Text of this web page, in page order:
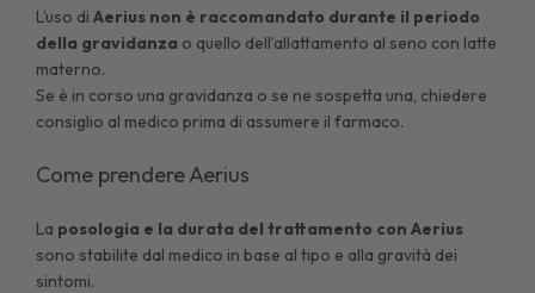
L’uso diAerius non è raccomandato durante il periodo
della gravidanza o quello dell’allattamento al seno con latte
materno.
Se è in corso una gravidanza o se ne sospetta una, chiedere
consiglio al medico prima di assumere il farmaco.
Come prendere Aerius
La posologia e la durata del trattamento con Aerius
sono stabilite dal medico in base al tipo e alla gravità dei
sintomi.